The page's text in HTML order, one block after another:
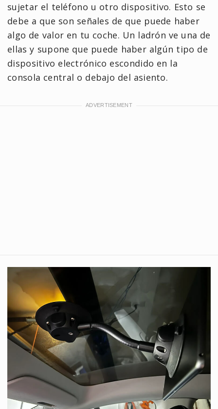
sujetar el teléfono u otro dispositivo. Esto se
debe a que son señales de que puede haber
algo de valor en tu coche. Un ladrón ve una de
ellas y supone que puede haber algún tipo de
dispositivo electrónico escondido en la
consola central o debajo del asiento.